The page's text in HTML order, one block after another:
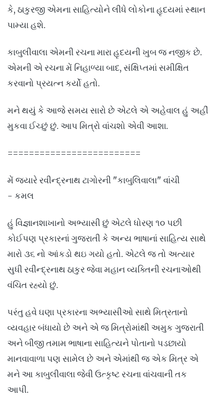
કે, ઠાકુરજી એમના સાહિત્યોને લીધે લોકોના હૃદયમાં સ્થાન
પામ્યા હશે.
કાબુલીવાલા એમની રચના મારા હૃદયની ખુબ જ નજીક છે.
એમની એ રચના મેં નિહાળ્યા બાદ, સંક્ષિપ્તમાં સમીક્ષિત
કરવાનો પ્રયત્ન કર્યો હતો.
મને થયું કે આજે સમય સારો છે એટલે એ અહેવાલ હું અહીં
મુકવા ઈચ્છું છું. આપ મિત્રો વાંચશો એવી આશા.
=========================
મેં જ્યારે રવીન્દ્રનાથ ટાગોરની "કાબુલિવાલા" વાંચી
- કમલ
હું વિજ્ઞાનશાખાનો અભ્યાસી છું એટલે ધોરણ ૧૦ પછી
કોઈપણ પ્રકારનાં ગુજરાતી કે અન્ય ભાષાનાં સાહિત્ય સાથે
મારો ૩૬ નો આંકડો થઇ ગયો હતો. એટલે જ તો અત્યાર
સુધી રવીન્દ્રનાથ ઠાકુર જેવા મહાન વ્યક્તિની રચનાઓથી
વંચિત રહ્યો છું.
પરંતુ હવે ઘણા પ્રકારના અભ્યાસીઓ સાથે મિત્રતાનો
વ્યવહાર બંધાયો છે અને એ જ મિત્રોમાંથી અમુક ગુજરાતી
અને બીજી તમામ ભાષાના સાહિત્યને પોતાનો પડછાયો
માનવાવાળા પણ સામેલ છે અને એમાંથી જ એક મિત્ર એ
મને આ કાબુલીવાલા જેવી ઉત્કૃષ્ટ રચના વાંચવાની તક
આપી.